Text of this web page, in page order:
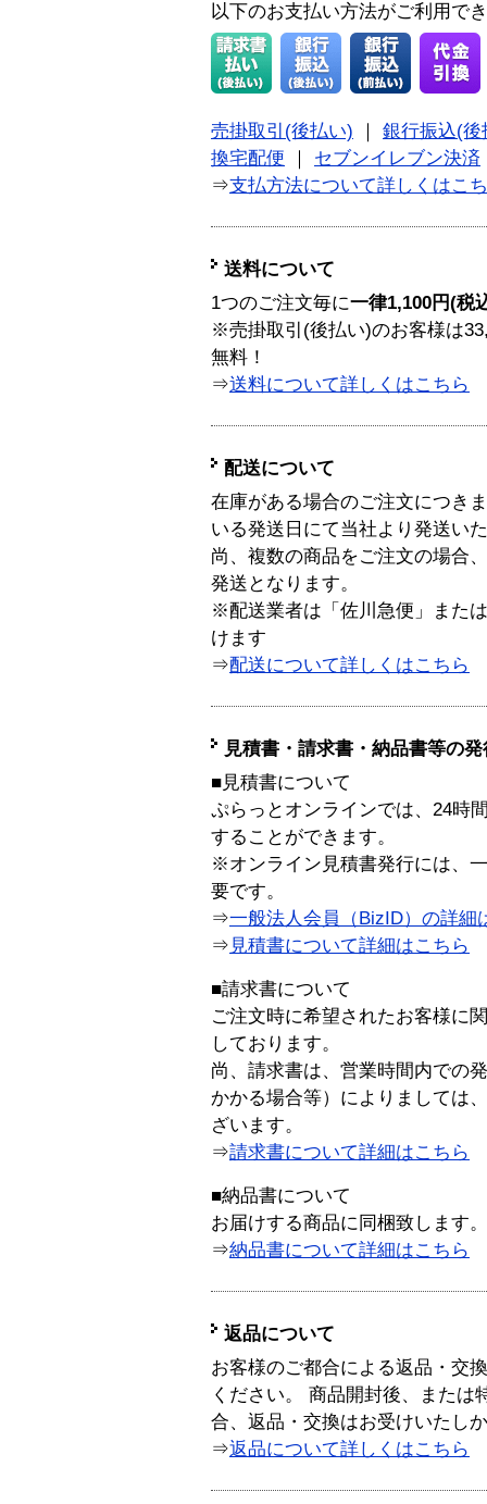
以下のお支払い方法がご利用で
売掛取引(後払い)
銀行振込(後
換宅配便
セブンイレブン決済
⇒支払方法について詳しくはこ
送料について
1つのご注文毎に一律1,100円(税
※売掛取引(後払い)のお客様は
無料！
⇒送料について詳しくはこちら
配送について
在庫がある場合のご注文につき
いる発送日にて当社より発送い
尚、複数の商品をご注文の場合
発送となります。
※配送業者は「佐川急便」また
けます
⇒配送について詳しくはこちら
見積書・請求書・納品書等の
■見積書について
ぷらっとオンラインでは、24時
することができます。
※オンライン見積書発行には、
要です。
⇒一般法人会員（BizID）の詳細
⇒ 見積書について詳細はこちら
■請求書について
ご注文時に希望されたお客様に
しております。
尚、請求書は、営業時間内での
かかる場合等）によりましては
ざいます。
⇒請求書について詳細はこちら
■納品書について
お届けする商品に同梱致します。
⇒納品書について詳細はこちら
返品について
お客様のご都合による返品・交
ください。 商品開封後、または
合、返品・交換はお受けいたし
⇒返品について詳しくはこちら